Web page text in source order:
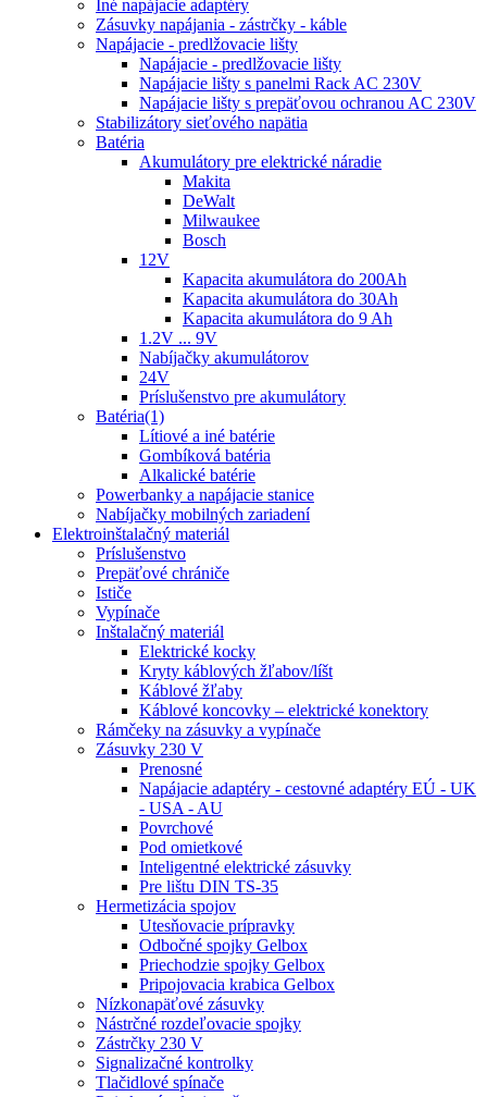
Iné napájacie adaptéry
Zásuvky napájania - zástrčky - káble
Napájacie - predlžovacie lišty
Napájacie - predlžovacie lišty
Napájacie lišty s panelmi Rack AC 230V
Napájacie lišty s prepäťovou ochranou AC 230V
Stabilizátory sieťového napätia
Batéria
Akumulátory pre elektrické náradie
Makita
DeWalt
Milwaukee
Bosch
12V
Kapacita akumulátora do 200Ah
Kapacita akumulátora do 30Ah
Kapacita akumulátora do 9 Ah
1.2V ... 9V
Nabíjačky akumulátorov
24V
Príslušenstvo pre akumulátory
Batéria(1)
Lítiové a iné batérie
Gombíková batéria
Alkalické batérie
Powerbanky a napájacie stanice
Nabíjačky mobilných zariadení
Elektroinštalačný materiál
Príslušenstvo
Prepäťové chrániče
Ističe
Vypínače
Inštalačný materiál
Elektrické kocky
Kryty káblových žľabov/líšt
Káblové žľaby
Káblové koncovky – elektrické konektory
Rámčeky na zásuvky a vypínače
Zásuvky 230 V
Prenosné
Napájacie adaptéry - cestovné adaptéry EÚ - UK
- USA - AU
Povrchové
Pod omietkové
Inteligentné elektrické zásuvky
Pre lištu DIN TS-35
Hermetizácia spojov
Utesňovacie prípravky
Odbočné spojky Gelbox
Priechodzie spojky Gelbox
Pripojovacia krabica Gelbox
Nízkonapäťové zásuvky
Nástrčné rozdeľovacie spojky
Zástrčky 230 V
Signalizačné kontrolky
Tlačidlové spínače